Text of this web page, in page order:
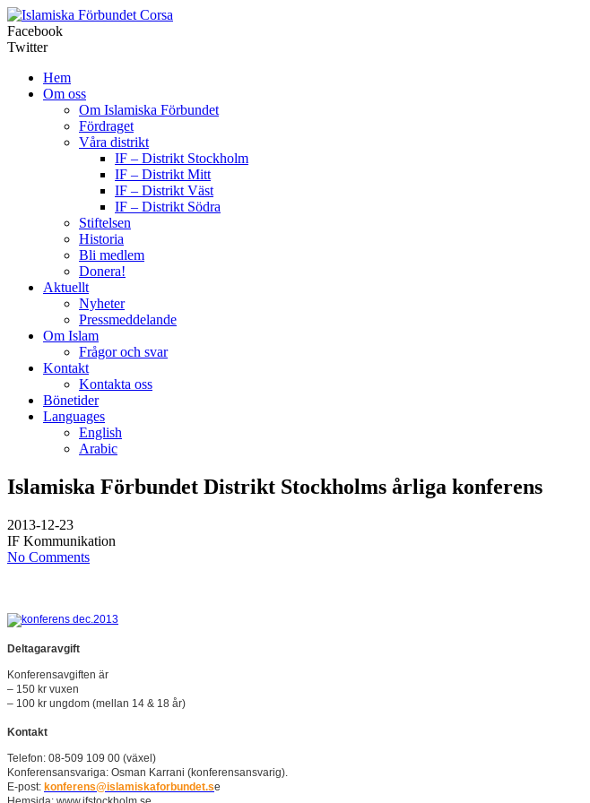
Corsa
Facebook
Twitter
Hem
Om oss
Om Islamiska Förbundet
Fördraget
Våra distrikt
IF – Distrikt Stockholm
IF – Distrikt Mitt
IF – Distrikt Väst
IF – Distrikt Södra
Stiftelsen
Historia
Bli medlem
Donera!
Aktuellt
Nyheter
Pressmeddelande
Om Islam
Frågor och svar
Kontakt
Kontakta oss
Bönetider
Languages
English
Arabic
Islamiska Förbundet Distrikt Stockholms årliga konferens
2013-12-23
IF Kommunikation
No Comments
Deltagaravgift
Konferensavgiften är
– 150 kr vuxen
– 100 kr ungdom (mellan 14 & 18 år)
Kontakt
Telefon: 08-509 109 00 (växel)
Konferensansvariga: Osman Karrani (konferensansvarig).
E-post: konferens@islamiskaforbundet.se